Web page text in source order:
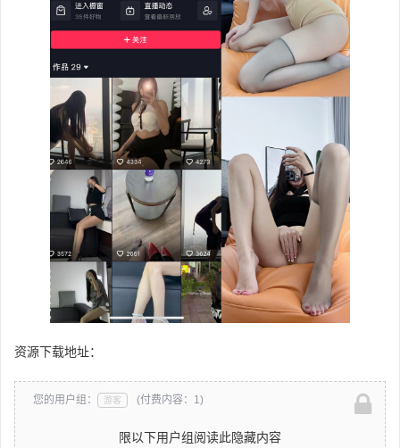
资源下载地址：
您的用户组： 游客 (付费内容：1)
限以下用户组阅读此隐藏内容